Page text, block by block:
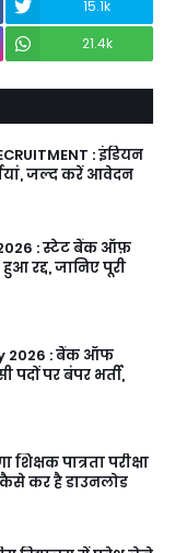
15.1k
21.4k
: इंडियन
जल्द करें आवेदन
2026 : स्टेट बैंक ऑफ़
रद्द, जानिए पूरी
2026 : बैंक ऑफ
पदों पर बंपर भर्ती,
शिक्षक पात्रता परीक्षा
कर है डाउनलोड